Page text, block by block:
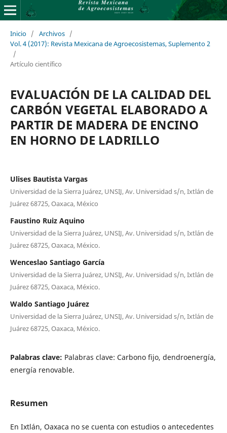
Inicio / Archivos /
Vol. 4 (2017): Revista Mexicana de Agroecosistemas, Suplemento 2
/
Artículo científico
EVALUACIÓN DE LA CALIDAD DEL
CARBÓN VEGETAL ELABORADO A
PARTIR DE MADERA DE ENCINO
EN HORNO DE LADRILLO
Ulises Bautista Vargas
Universidad de la Sierra Juárez, UNSIJ, Av. Universidad s/n, Ixtlán de
Juárez 68725, Oaxaca, México
Faustino Ruiz Aquino
Universidad de la Sierra Juárez, UNSIJ, Av. Universidad s/n, Ixtlán de
Juárez 68725, Oaxaca, México.
Wenceslao Santiago García
Universidad de la Sierra Juárez, UNSIJ, Av. Universidad s/n, Ixtlán de
Juárez 68725, Oaxaca, México.
Waldo Santiago Juárez
Universidad de la Sierra Juárez, UNSIJ, Av. Universidad s/n, Ixtlán de
Juárez 68725, Oaxaca, México.
Palabras clave: Palabras clave: Carbono fijo, dendroenergía,
energía renovable.
Resumen
En Ixtlán, Oaxaca no se cuenta con estudios o antecedentes